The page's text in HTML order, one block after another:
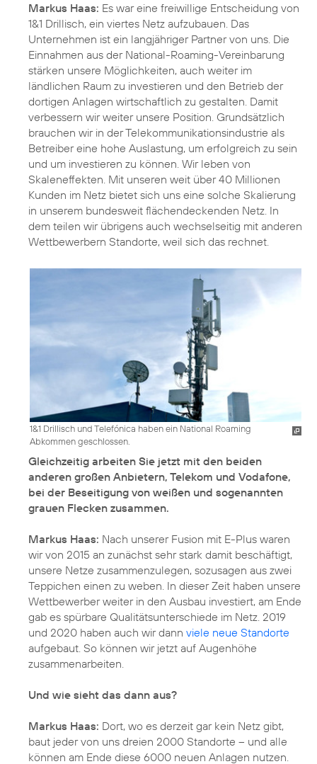
Markus Haas: Es war eine freiwillige Entscheidung von
1&1 Drillisch, ein viertes Netz aufzubauen. Das
Unternehmen ist ein langjähriger Partner von uns. Die
Einnahmen aus der National-Roaming-Vereinbarung
stärken unsere Möglichkeiten, auch weiter im
ländlichen Raum zu investieren und den Betrieb der
dortigen Anlagen wirtschaftlich zu gestalten. Damit
verbessern wir weiter unsere Position. Grundsätzlich
brauchen wir in der Telekommunikationsindustrie als
Betreiber eine hohe Auslastung, um erfolgreich zu sein
und um investieren zu können. Wir leben von
Skaleneffekten. Mit unseren weit über 40 Millionen
Kunden im Netz bietet sich uns eine solche Skalierung
in unserem bundesweit flächendeckenden Netz. In
dem teilen wir übrigens auch wechselseitig mit anderen
Wettbewerbern Standorte, weil sich das rechnet.
1&1 Drillisch und Telefónica haben ein National Roaming
Abkommen geschlossen.
Gleichzeitig arbeiten Sie jetzt mit den beiden
anderen großen Anbietern, Telekom und Vodafone,
bei der Beseitigung von weißen und sogenannten
grauen Flecken zusammen.
Markus Haas: Nach unserer Fusion mit E-Plus waren
wir von 2015 an zunächst sehr stark damit beschäftigt,
unsere Netze zusammenzulegen, sozusagen aus zwei
Teppichen einen zu weben. In dieser Zeit haben unsere
Wettbewerber weiter in den Ausbau investiert, am Ende
gab es spürbare Qualitätsunterschiede im Netz. 2019
und 2020 haben auch wir dann viele neue Standorte
aufgebaut. So können wir jetzt auf Augenhöhe
zusammenarbeiten.
Und wie sieht das dann aus?
Markus Haas: Dort, wo es derzeit gar kein Netz gibt,
baut jeder von uns dreien 2000 Standorte – und alle
können am Ende diese 6000 neuen Anlagen nutzen.